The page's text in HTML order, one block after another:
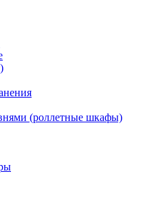
(роллетные шкафы)